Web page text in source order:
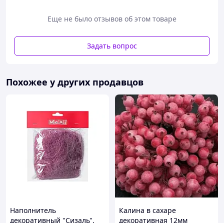
Еще не было отзывов об этом товаре
Задать вопрос
Похожее у других продавцов
Наполнитель
декоративный "Сизаль",
Калина в сахаре
декоративная 12мм